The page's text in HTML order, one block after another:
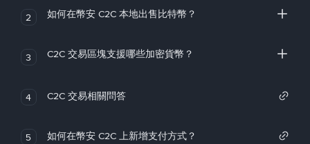
2 如何在幣安 C2C 本地出售比特幣？
3 C2C 交易區塊支援哪些加密貨幣？
4 C2C 交易相關問答
5 如何在幣安 C2C 上新增支付方式？